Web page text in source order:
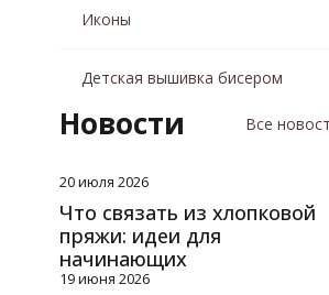
Иконы
Детская вышивка бисером
Новости Все
20 июля 2026
Что связать из хлопковой
пряжи: идеи для
начинающих
19 июня 2026